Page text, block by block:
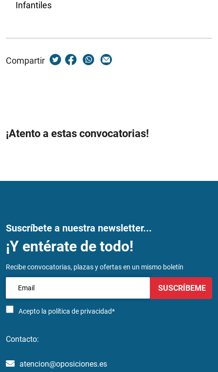
Infantiles
Compartir
¡Atento a estas convocatorias!
Suscríbete a nuestra newsletter...
¡Y entérate de todo!
Recibe convocatorias, plazas y ofertas en un mismo boletín
Acepto la política de privacidad*
SUSCRÍBEME
Contacto:
atencion@oposiciones.es